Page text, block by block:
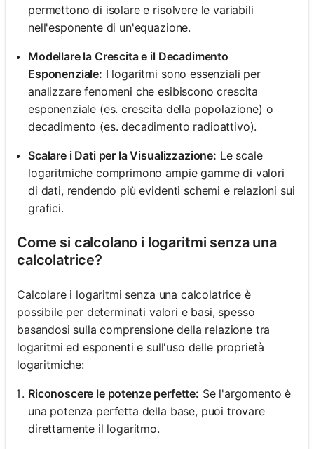
permettono di isolare e risolvere le variabili
nell'esponente di un'equazione.
Modellare la Crescita e il Decadimento
Esponenziale: I logaritmi sono essenziali per
analizzare fenomeni che esibiscono crescita
esponenziale (es. crescita della popolazione) o
decadimento (es. decadimento radioattivo).
Scalare i Dati per la Visualizzazione: Le scale
logaritmiche comprimono ampie gamme di valori
di dati, rendendo più evidenti schemi e relazioni sui
grafici.
Come si calcolano i logaritmi senza una
calcolatrice?
Calcolare i logaritmi senza una calcolatrice è
possibile per determinati valori e basi, spesso
basandosi sulla comprensione della relazione tra
logaritmi ed esponenti e sull'uso delle proprietà
logaritmiche:
Riconoscere le potenze perfette: Se l'argomento è
una potenza perfetta della base, puoi trovare
direttamente il logaritmo.